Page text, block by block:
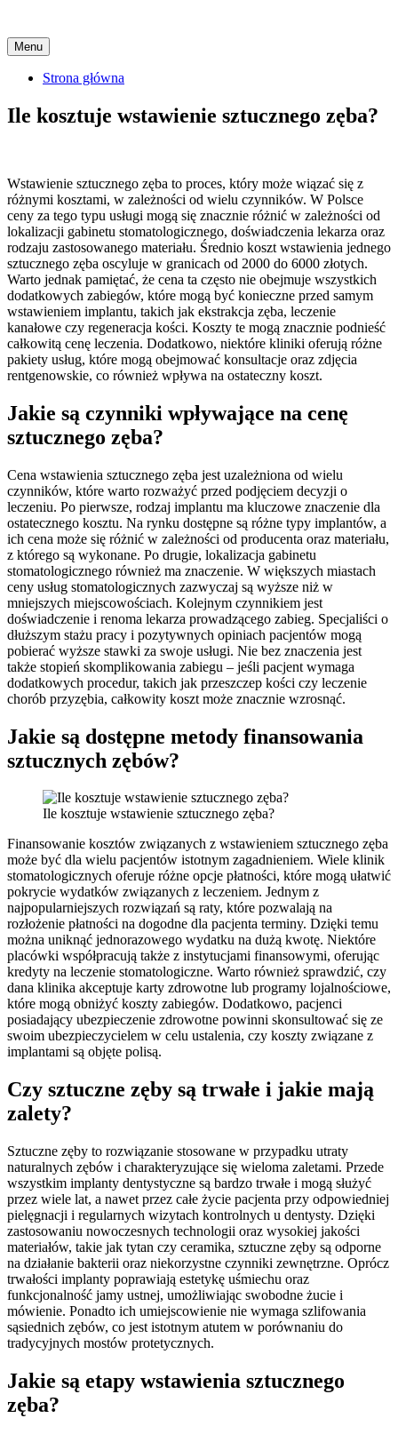
Menu Skip
to
content
Strona główna
Ile kosztuje wstawienie sztucznego zęba?
Wstawienie sztucznego zęba to proces, który może wiązać się z
różnymi kosztami, w zależności od wielu czynników. W Polsce
ceny za tego typu usługi mogą się znacznie różnić w zależności od
lokalizacji gabinetu stomatologicznego, doświadczenia lekarza oraz
rodzaju zastosowanego materiału. Średnio koszt wstawienia jednego
sztucznego zęba oscyluje w granicach od 2000 do 6000 złotych.
Warto jednak pamiętać, że cena ta często nie obejmuje wszystkich
dodatkowych zabiegów, które mogą być konieczne przed samym
wstawieniem implantu, takich jak ekstrakcja zęba, leczenie
kanałowe czy regeneracja kości. Koszty te mogą znacznie podnieść
całkowitą cenę leczenia. Dodatkowo, niektóre kliniki oferują różne
pakiety usług, które mogą obejmować konsultacje oraz zdjęcia
rentgenowskie, co również wpływa na ostateczny koszt.
Jakie są czynniki wpływające na cenę
sztucznego zęba?
Cena wstawienia sztucznego zęba jest uzależniona od wielu
czynników, które warto rozważyć przed podjęciem decyzji o
leczeniu. Po pierwsze, rodzaj implantu ma kluczowe znaczenie dla
ostatecznego kosztu. Na rynku dostępne są różne typy implantów, a
ich cena może się różnić w zależności od producenta oraz materiału,
z którego są wykonane. Po drugie, lokalizacja gabinetu
stomatologicznego również ma znaczenie. W większych miastach
ceny usług stomatologicznych zazwyczaj są wyższe niż w
mniejszych miejscowościach. Kolejnym czynnikiem jest
doświadczenie i renoma lekarza prowadzącego zabieg. Specjaliści o
dłuższym stażu pracy i pozytywnych opiniach pacjentów mogą
pobierać wyższe stawki za swoje usługi. Nie bez znaczenia jest
także stopień skomplikowania zabiegu – jeśli pacjent wymaga
dodatkowych procedur, takich jak przeszczep kości czy leczenie
chorób przyzębia, całkowity koszt może znacznie wzrosnąć.
Jakie są dostępne metody finansowania
sztucznych zębów?
Ile kosztuje wstawienie sztucznego zęba?
Finansowanie kosztów związanych z wstawieniem sztucznego zęba
może być dla wielu pacjentów istotnym zagadnieniem. Wiele klinik
stomatologicznych oferuje różne opcje płatności, które mogą ułatwić
pokrycie wydatków związanych z leczeniem. Jednym z
najpopularniejszych rozwiązań są raty, które pozwalają na
rozłożenie płatności na dogodne dla pacjenta terminy. Dzięki temu
można uniknąć jednorazowego wydatku na dużą kwotę. Niektóre
placówki współpracują także z instytucjami finansowymi, oferując
kredyty na leczenie stomatologiczne. Warto również sprawdzić, czy
dana klinika akceptuje karty zdrowotne lub programy lojalnościowe,
które mogą obniżyć koszty zabiegów. Dodatkowo, pacjenci
posiadający ubezpieczenie zdrowotne powinni skonsultować się ze
swoim ubezpieczycielem w celu ustalenia, czy koszty związane z
implantami są objęte polisą.
Czy sztuczne zęby są trwałe i jakie mają
zalety?
Sztuczne zęby to rozwiązanie stosowane w przypadku utraty
naturalnych zębów i charakteryzujące się wieloma zaletami. Przede
wszystkim implanty dentystyczne są bardzo trwałe i mogą służyć
przez wiele lat, a nawet przez całe życie pacjenta przy odpowiedniej
pielęgnacji i regularnych wizytach kontrolnych u dentysty. Dzięki
zastosowaniu nowoczesnych technologii oraz wysokiej jakości
materiałów, takie jak tytan czy ceramika, sztuczne zęby są odporne
na działanie bakterii oraz niekorzystne czynniki zewnętrzne. Oprócz
trwałości implanty poprawiają estetykę uśmiechu oraz
funkcjonalność jamy ustnej, umożliwiając swobodne żucie i
mówienie. Ponadto ich umiejscowienie nie wymaga szlifowania
sąsiednich zębów, co jest istotnym atutem w porównaniu do
tradycyjnych mostów protetycznych.
Jakie są etapy wstawienia sztucznego
zęba?